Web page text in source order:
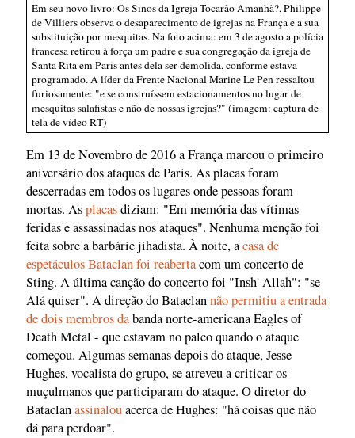
Em seu novo livro: Os Sinos da Igreja Tocarão Amanhã?, Philippe
de Villiers observa o desaparecimento de igrejas na França e a sua
substituição por mesquitas. Na foto acima: em 3 de agosto a polícia
francesa retirou à força um padre e sua congregação da igreja de
Santa Rita em Paris antes dela ser demolida, conforme estava
programado. A líder da Frente Nacional Marine Le Pen ressaltou
furiosamente: "e se construíssem estacionamentos no lugar de
mesquitas salafistas e não de nossas igrejas?" (imagem: captura de
tela de vídeo RT)
Em 13 de Novembro de 2016 a França marcou o primeiro
aniversário dos ataques de Paris. As placas foram
descerradas em todos os lugares onde pessoas foram
mortas. Asplacasdiziam: "Em memória das vítimas
feridas e assassinadas nos ataques". Nenhuma menção foi
feita sobre a barbárie jihadista. À noite, acasa de
espetáculos Bataclan foi reabertacom um concerto de
Sting. A última canção do concerto foi "Insh' Allah": "se
Alá quiser". A direção do Bataclannão permitiu a entrada
de dois membros dabanda norte-americana Eagles of
Death Metal - que estavam no palco quando o ataque
começou. Algumas semanas depois do ataque, Jesse
Hughes, vocalista do grupo, se atreveu a criticar os
muçulmanos que participaram do ataque. O diretor do
Bataclanassinalouacerca de Hughes: "há coisas que não
dá para perdoar".